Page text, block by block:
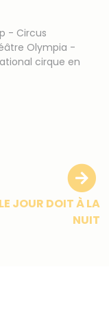
- Circus
Olympia -
cirque en
JOUR DOIT À LA
NUIT